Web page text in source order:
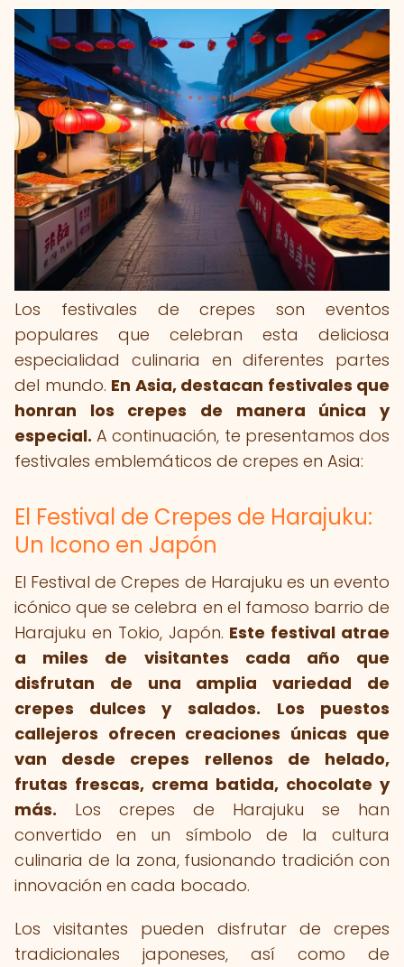
Los festivales de crepes son eventos
populares que celebran esta deliciosa
especialidad culinaria en diferentes partes
del mundo. En Asia, destacan festivales que
honran los crepes de manera única y
especial. A continuación, te presentamos dos
festivales emblemáticos de crepes en Asia:
El Festival de Crepes de Harajuku:
Un Icono en Japón
El Festival de Crepes de Harajuku es un evento
icónico que se celebra en el famoso barrio de
Harajuku en Tokio, Japón. Este festival atrae
a miles de visitantes cada año que
disfrutan de una amplia variedad de
crepes dulces y salados.
Los puestos
callejeros ofrecen creaciones únicas que
van desde crepes rellenos de helado,
frutas frescas, crema batida, chocolate y
más. Los crepes de Harajuku se han
convertido en un símbolo de la cultura
culinaria de la zona, fusionando tradición con
innovación en cada bocado.
Los visitantes pueden disfrutar de crepes
tradicionales japoneses, así como de